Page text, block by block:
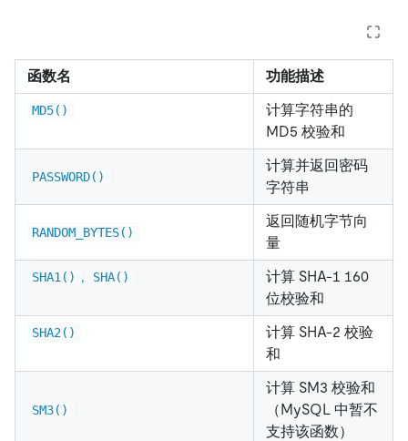
函数名 功能描述
MD5()
计算字符串的
MD5 校验和
PASSWORD()
计算并返回密码
字符串
RANDOM_BYTES()
返回随机字节向
量
SHA1() , SHA()
计算 SHA-1 160
位校验和
SHA2()
计算 SHA-2 校验
和
SM3()
计算 SM3 校验和
（MySQL 中暂不
支持该函数）